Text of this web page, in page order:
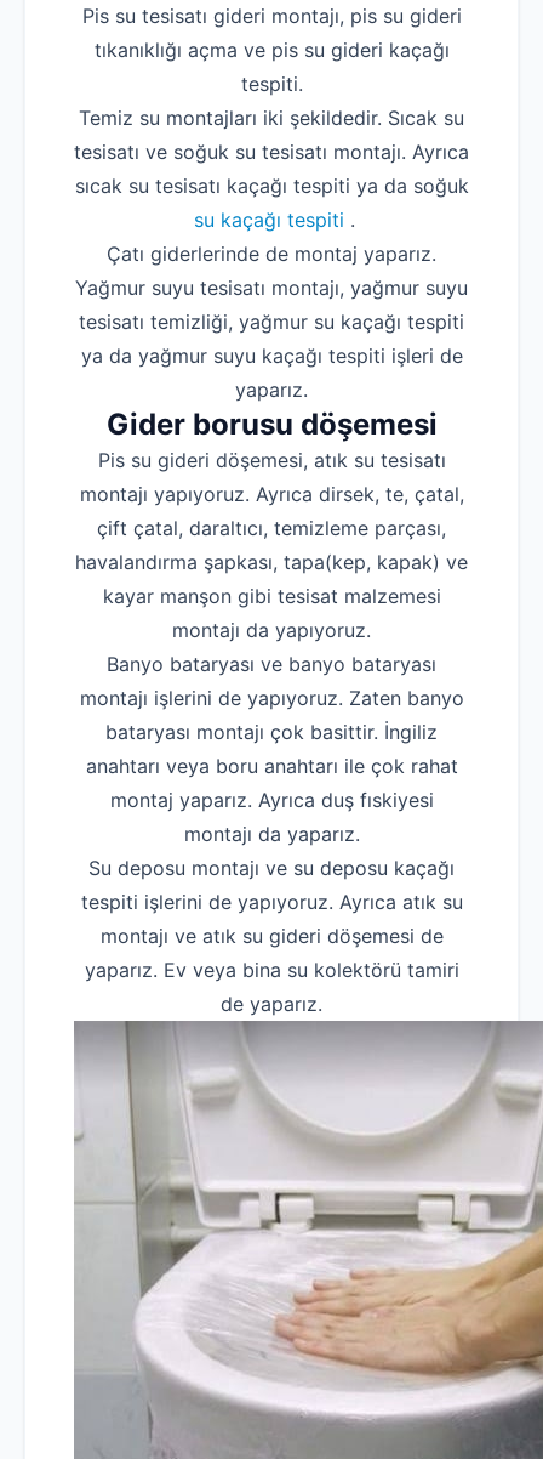
Pis su tesisatı gideri montajı, pis su gideri
tıkanıklığı açma ve pis su gideri kaçağı
tespiti.
Temiz su montajları iki şekildedir. Sıcak su
tesisatı ve soğuk su tesisatı montajı. Ayrıca
sıcak su tesisatı kaçağı tespiti ya da soğuk
su kaçağı tespiti .
Çatı giderlerinde de montaj yaparız.
Yağmur suyu tesisatı montajı, yağmur suyu
tesisatı temizliği, yağmur su kaçağı tespiti
ya da yağmur suyu kaçağı tespiti işleri de
yaparız.
Gider borusu döşemesi
Pis su gideri döşemesi, atık su tesisatı
montajı yapıyoruz. Ayrıca dirsek, te, çatal,
çift çatal, daraltıcı, temizleme parçası,
havalandırma şapkası, tapa(kep, kapak) ve
kayar manşon gibi tesisat malzemesi
montajı da yapıyoruz.
Banyo bataryası ve banyo bataryası
montajı işlerini de yapıyoruz. Zaten banyo
bataryası montajı çok basittir. İngiliz
anahtarı veya boru anahtarı ile çok rahat
montaj yaparız. Ayrıca duş fıskiyesi
montajı da yaparız.
Su deposu montajı ve su deposu kaçağı
tespiti işlerini de yapıyoruz. Ayrıca atık su
montajı ve atık su gideri döşemesi de
yaparız. Ev veya bina su kolektörü tamiri
de yaparız.